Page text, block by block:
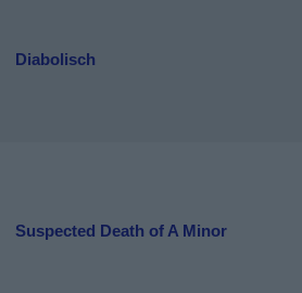
Diabolisch
Suspected Death of A Minor